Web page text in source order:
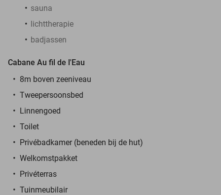
sauna
lichttherapie
badjassen
Cabane Au fil de l'Eau
8m boven zeeniveau
Tweepersoonsbed
Linnengoed
Toilet
Privébadkamer (beneden bij de hut)
Welkomstpakket
Privéterras
Tuinmeubilair